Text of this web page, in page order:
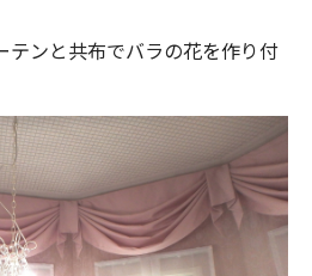
テンと共布でバラの花を作り付